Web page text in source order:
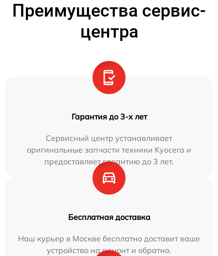
Преимущества сервис-
центра
Гарантия до 3-х лет
Сервисный центр устанавливает
оригинальные запчасти техники Kyocera и
предоставляет гарантию до 3 лет.
Бесплатная доставка
Наш курьер в Москве бесплатно доставит ваше
устройство на ремонт и обратно.